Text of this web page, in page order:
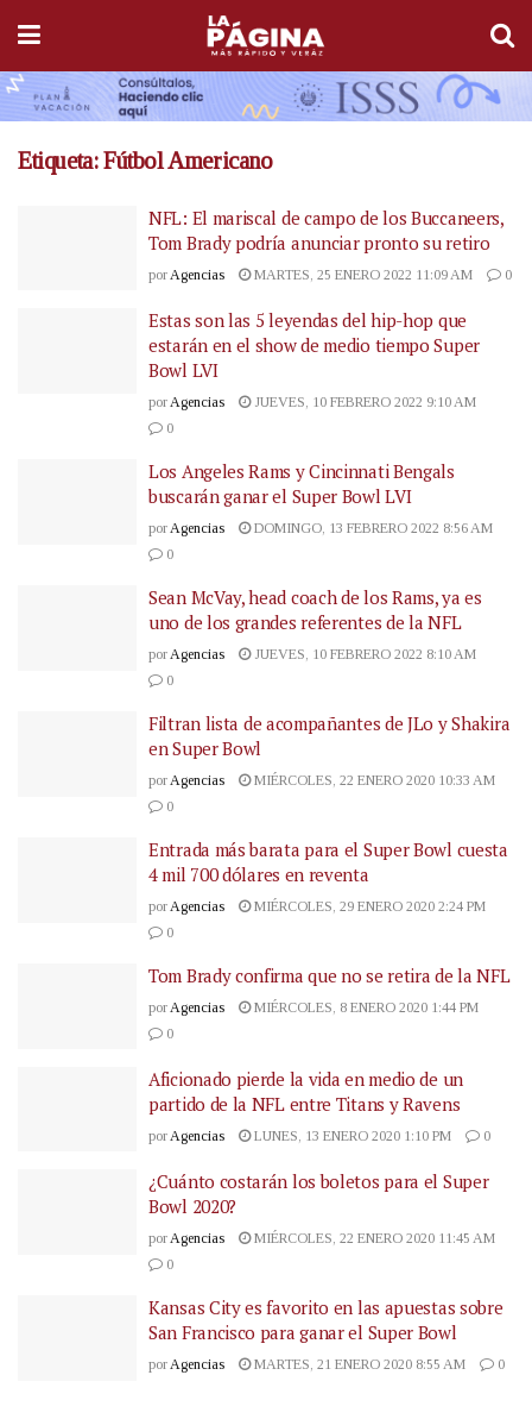
Etiqueta:Fútbol Americano
NFL: El mariscal de campo de los Buccaneers,
Tom Brady podría anunciar pronto su retiro
por Agencias MARTES, 25 ENERO 2022 11:09 AM 0
Estas son las 5 leyendas del hip-hop que
estarán en el show de medio tiempo Super
Bowl LVI
porAgencias
JUEVES, 10 FEBRERO 2022 9:10 AM
0
Los Angeles Rams y Cincinnati Bengals
buscarán ganar el Super Bowl LVI
porAgencias
DOMINGO, 13 FEBRERO 2022 8:56 AM
0
Sean McVay, head coach de los Rams, ya es
uno de los grandes referentes de la NFL
porAgencias
JUEVES, 10 FEBRERO 2022 8:10 AM
0
Filtran lista de acompañantes de JLo y Shakira
en Super Bowl
porAgencias
MIÉRCOLES, 22 ENERO 2020 10:33 AM
0
Entrada más barata para el Super Bowl cuesta
4 mil 700 dólares en reventa
porAgencias
MIÉRCOLES, 29 ENERO 2020 2:24 PM
0
Tom Brady confirma que no se retira de la NFL
porAgencias
MIÉRCOLES, 8 ENERO 2020 1:44 PM
0
Aficionado pierde la vida en medio de un
partido de la NFL entre Titans y Ravens
por Agencias LUNES, 13 ENERO 2020 1:10 PM 0
¿Cuánto costarán los boletos para el Super
Bowl 2020?
porAgencias
MIÉRCOLES, 22 ENERO 2020 11:45 AM
0
Kansas City es favorito en las apuestas sobre
San Francisco para ganar el Super Bowl
porAgencias MARTES, 21 ENERO 2020 8:55 AM 0